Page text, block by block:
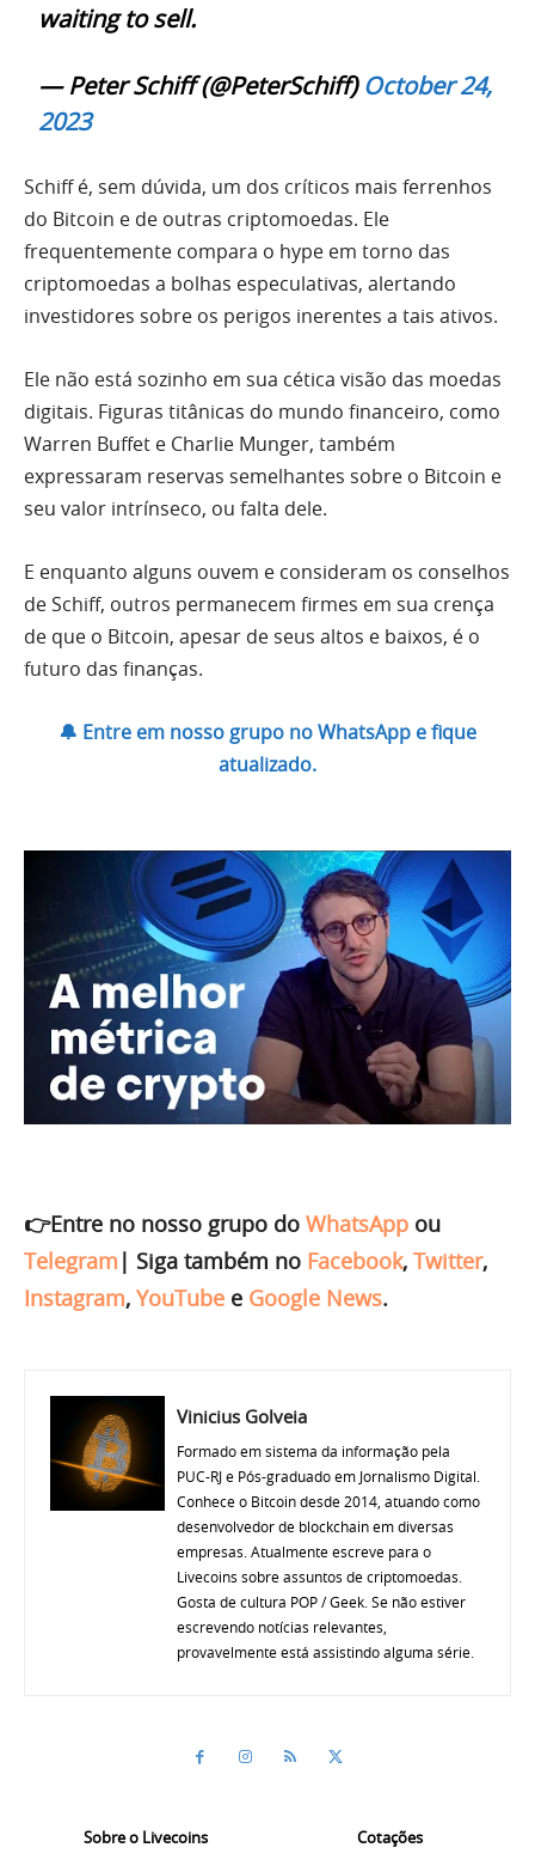
waiting to sell.
— Peter Schiff (@PeterSchiff)October 24,
2023
Schiff é, sem dúvida, um dos críticos mais ferrenhos
do Bitcoin e de outras criptomoedas. Ele
frequentemente compara o hype em torno das
criptomoedas a bolhas especulativas, alertando
investidores sobre os perigos inerentes a tais ativos.
Ele não está sozinho em sua cética visão das moedas
digitais. Figuras titânicas do mundo financeiro, como
Warren Buffet e Charlie Munger, também
expressaram reservas semelhantes sobre o Bitcoin e
seu valor intrínseco, ou falta dele.
E enquanto alguns ouvem e consideram os conselhos
de Schiff, outros permanecem firmes em sua crença
de que o Bitcoin, apesar de seus altos e baixos, é o
futuro das finanças.
🔔 Entre em nosso grupo no WhatsApp e fique
atualizado.
👉Entre no nosso grupo do WhatsApp ou
Telegram | Siga também no Facebook, Twitter,
Instagram, YouTube e Google News.
Vinicius Golveia
Formado em sistema da informação pela
PUC-RJ e Pós-graduado em Jornalismo Digital.
Conhece o Bitcoin desde 2014, atuando como
desenvolvedor de blockchain em diversas
empresas. Atualmente escreve para o
Livecoins sobre assuntos de criptomoedas.
Gosta de cultura POP / Geek. Se não estiver
escrevendo notícias relevantes,
provavelmente está assistindo alguma série.
Sobre o Livecoins
Cotações